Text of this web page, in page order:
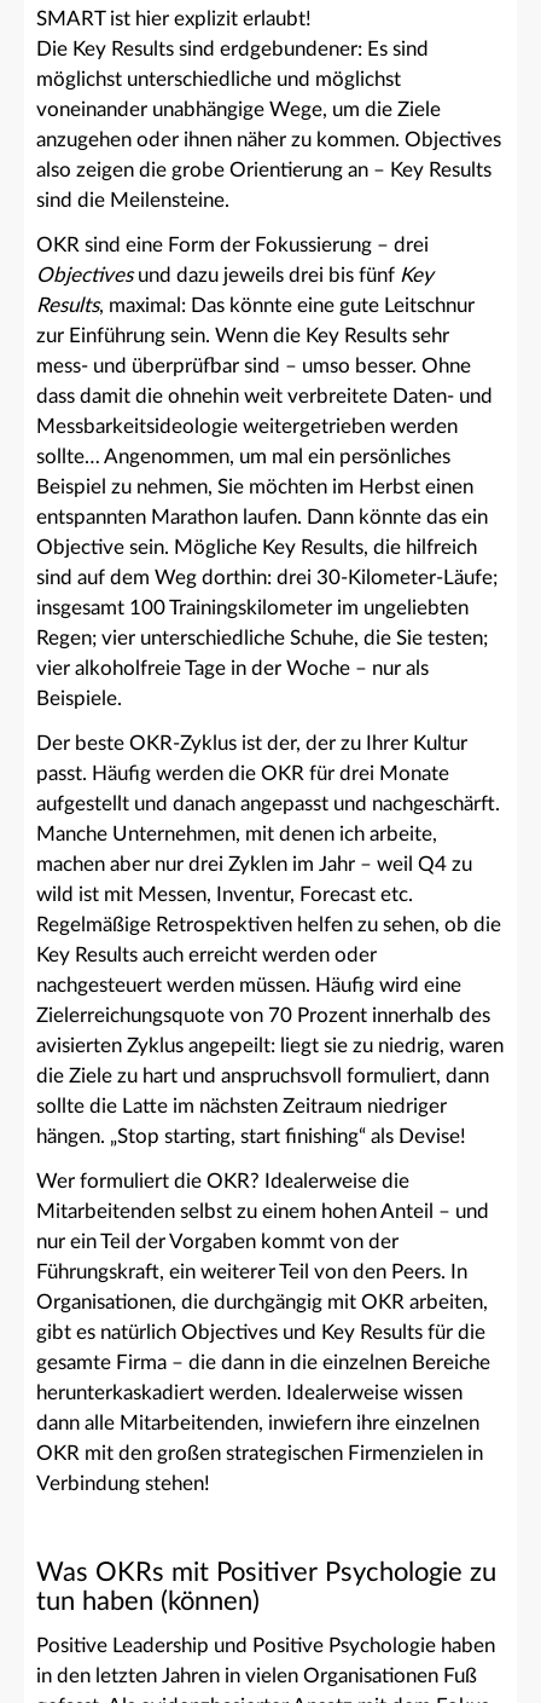
SMART ist hier explizit erlaubt!
Die Key Results sind erdgebundener: Es sind
möglichst unterschiedliche und möglichst
voneinander unabhängige Wege, um die Ziele
anzugehen oder ihnen näher zu kommen. Objectives
also zeigen die grobe Orientierung an – Key Results
sind die Meilensteine.
OKR sind eine Form der Fokussierung – drei
Objectivesund dazu jeweils drei bis fünf Key
Results, maximal: Das könnte eine gute Leitschnur
zur Einführung sein. Wenn die Key Results sehr
mess- und überprüfbar sind – umso besser. Ohne
dass damit die ohnehin weit verbreitete Daten- und
Messbarkeitsideologie weitergetrieben werden
sollte… Angenommen, um mal ein persönliches
Beispiel zu nehmen, Sie möchten im Herbst einen
entspannten Marathon laufen. Dann könnte das ein
Objective sein. Mögliche Key Results, die hilfreich
sind auf dem Weg dorthin: drei 30-Kilometer-Läufe;
insgesamt 100 Trainingskilometer im ungeliebten
Regen; vier unterschiedliche Schuhe, die Sie testen;
vier alkoholfreie Tage in der Woche – nur als
Beispiele.
Der beste OKR-Zyklus ist der, der zu Ihrer Kultur
passt. Häufig werden die OKR für drei Monate
aufgestellt und danach angepasst und nachgeschärft.
Manche Unternehmen, mit denen ich arbeite,
machen aber nur drei Zyklen im Jahr – weil Q4 zu
wild ist mit Messen, Inventur, Forecast etc.
Regelmäßige Retrospektiven helfen zu sehen, ob die
Key Results auch erreicht werden oder
nachgesteuert werden müssen. Häufig wird eine
Zielerreichungsquote von 70 Prozent innerhalb des
avisierten Zyklus angepeilt: liegt sie zu niedrig, waren
die Ziele zu hart und anspruchsvoll formuliert, dann
sollte die Latte im nächsten Zeitraum niedriger
hängen. „Stop starting, start finishing“ als Devise!
Wer formuliert die OKR? Idealerweise die
Mitarbeitenden selbst zu einem hohen Anteil – und
nur ein Teil der Vorgaben kommt von der
Führungskraft, ein weiterer Teil von den Peers. In
Organisationen, die durchgängig mit OKR arbeiten,
gibt es natürlich Objectives und Key Results für die
gesamte Firma – die dann in die einzelnen Bereiche
herunterkaskadiert werden. Idealerweise wissen
dann alle Mitarbeitenden, inwiefern ihre einzelnen
OKR mit den großen strategischen Firmenzielen in
Verbindung stehen!
Was OKRs mit Positiver Psychologie zu
tun haben (können)
Positive Leadership und Positive Psychologie haben
in den letzten Jahren in vielen Organisationen Fuß